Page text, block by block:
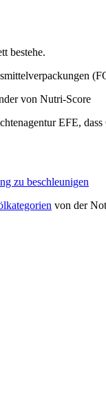
bestehe.
von Nutri-Score
EFE,
zu beschleunigen
von der